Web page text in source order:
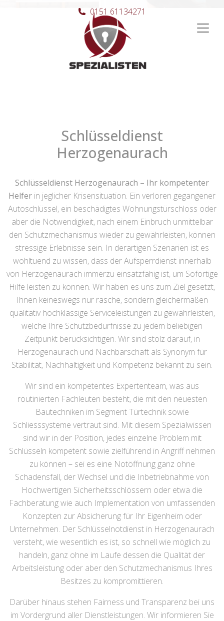
Hauptnavigation
0151 61134271
Schlüsseldienst
Herzogenaurach
Schlüsseldienst Herzogenaurach – Ihr kompetenter
Helfer in jeglicher Krisensituation. Ein verloren gegangener
Autoschlüssel, ein beschädigtes Wohnungstürschloss oder
aber die Notwendigkeit, nach einem Einbruch unmittelbar
den Schutzmechanismus wieder zu gewährleisten, können
stressige Erlebnisse sein. In derartigen Szenarien ist es
wohltuend zu wissen, dass der Aufsperrdienst innerhalb
von Herzogenaurach immerzu einsatzfähig ist, um Sofortige
Hilfe leisten zu können. Wir haben es uns zum Ziel gesetzt,
Ihnen keineswegs nur rasche, sondern gleichermaßen
qualitativ hochklassige Serviceleistungen zu gewährleisten,
welche Ihre Schutzbedürfnisse zu jedem beliebigen
Zeitpunkt berücksichtigen. Wir sind stolz darauf, in
Herzogenaurach und Nachbarschaft als Synonym für
Stabilität, Nachhaltigkeit und Kompetenz bekannt zu sein.
Wir sind ein kompetentes Expertenteam, was aus
routinierten Fachleuten besteht, die mit den neuesten
Bautechniken im Segment Türtechnik sowie
Schliesssysteme vertraut sind. Mit diesem Spezialwissen
sind wir in der Position, jedes einzelne Problem mit
Schlüsseln kompetent sowie zielführend in Angriff nehmen
zu können – sei es eine Notöffnung ganz ohne
Schadensfall, der Wechsel und die Inbetriebnahme von
Hochwertigen Sicherheitsschlössern oder etwa die
Fachberatung wie auch Implementation von umfassenden
Konzepten zur Absicherung für Ihr Eigenheim oder
Unternehmen. Der Schlüsselnotdienst in Herzogenaurach
versteht, wie wesentlich es ist, so schnell wie möglich zu
handeln, ganz ohne im Laufe dessen die Qualität der
Arbeitsleistung oder aber den Schutzmechanismus Ihres
Besitzes zu kompromittieren.
Darüber hinaus stehen Fairness und Transparenz bei uns
im Vordergrund aller Dienstleistungen. Wir informieren Sie